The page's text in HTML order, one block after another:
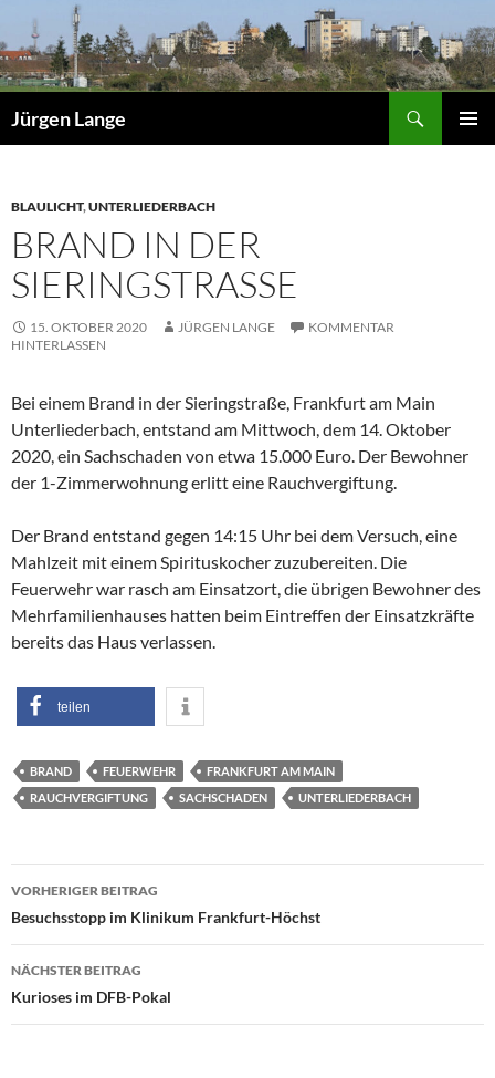
Inhalt
springen
Jürgen Lange
BLAULICHT,UNTERLIEDERBACH
BRAND IN DER
SIERINGSTRASSE
15. OKTOBER 2020 JÜRGEN LANGE
KOMMENTAR
HINTERLASSEN
Bei einem Brand in der Sieringstraße, Frankfurt am Main
Unterliederbach, entstand am Mittwoch, dem 14. Oktober
2020, ein Sachschaden von etwa 15.000 Euro. Der Bewohner
der 1-Zimmerwohnung erlitt eine Rauchvergiftung.
Der Brand entstand gegen 14:15 Uhr bei dem Versuch, eine
Mahlzeit mit einem Spirituskocher zuzubereiten. Die
Feuerwehr war rasch am Einsatzort, die übrigen Bewohner des
Mehrfamilienhauses hatten beim Eintreffen der Einsatzkräfte
bereits das Haus verlassen.
teilen
BRAND FEUERWEHR
FRANKFURT AM MAIN
RAUCHVERGIFTUNG
SACHSCHADEN UNTERLIEDERBACH
Beitragsnavigation
VORHERIGER BEITRAG
Besuchsstopp im Klinikum Frankfurt-Höchst
NÄCHSTER BEITRAG
Kurioses im DFB-Pokal